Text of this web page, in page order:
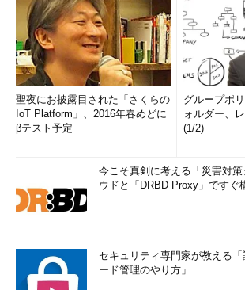
聖夜にお披露目された「さくらの
IoT Platform」、2016年春めどに
βテスト予定
グループポ
ォルダー、
(1/2)
今こそ真剣に考える「災害対
ウドと「DRBD Proxy」ですぐ
セキュリティ専門家が教える
ード管理のやり方」